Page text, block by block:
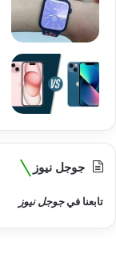
جوجل نيوز
تابعنا فيجوجل نيوز